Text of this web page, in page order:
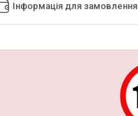
Інформація для замовлення